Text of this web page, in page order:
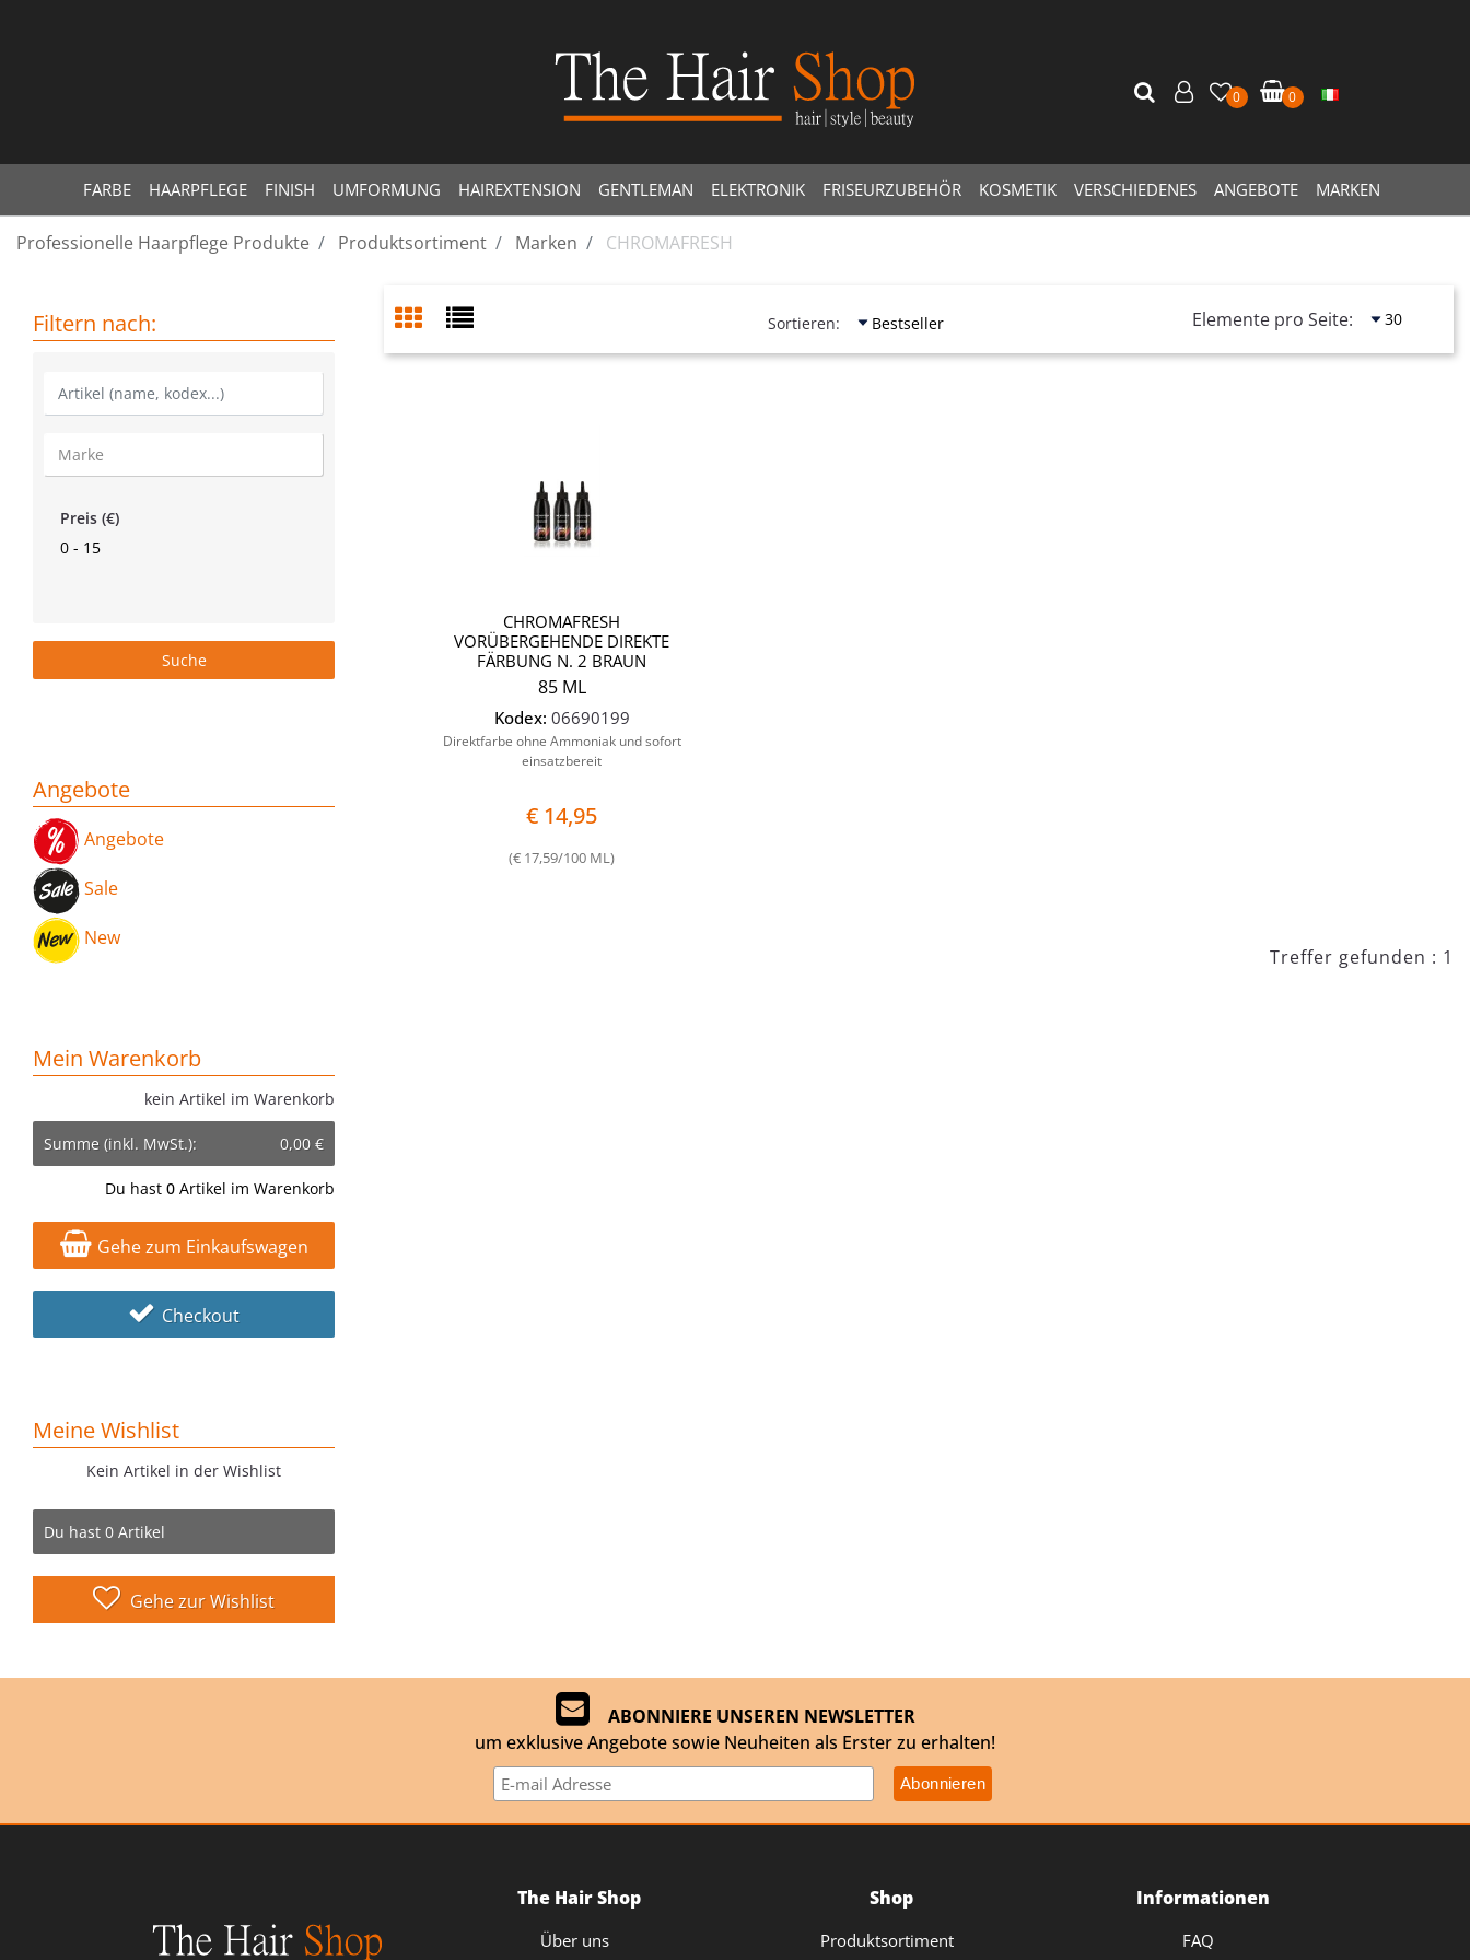
FARBE HAARPFLEGE FINISH UMFORMUNG HAIREXTENSION GENTLEMAN ELEKTRONIK FRISEURZUBEHÖR KOSMETIK VERSCHIEDENES ANGEBOTE MARKEN
0 0
Professionelle Haarpflege Produkte Produktsortiment Marken CHROMAFRESH
Filtern nach:
Preis (€)
0 - 15
Angebote
Angebote
Sale
New
Mein Warenkorb
kein Artikel im Warenkorb
Du hast 0 Artikel im Warenkorb
Summe (inkl. MwSt.): 0,00 €
Gehe zum Einkaufswagen
Checkout
Meine Wishlist
Kein Artikel in der Wishlist
Du hast 0 Artikel
Gehe zur Wishlist
Sortieren: Elemente pro Seite:
CHROMAFRESH
VORÜBERGEHENDE DIREKTE
FÄRBUNG N. 2 BRAUN
85 ML
Kodex: 06690199
Direktfarbe ohne Ammoniak und sofort
einsatzbereit
€ 14,95
(€ 17,59/100 ML)
Treffer gefunden : 1
ABONNIERE UNSEREN NEWSLETTER
um exklusive Angebote sowie Neuheiten als Erster zu erhalten!
The Hair Shop
Über uns
Shop
Produktsortiment
Informationen
FAQ